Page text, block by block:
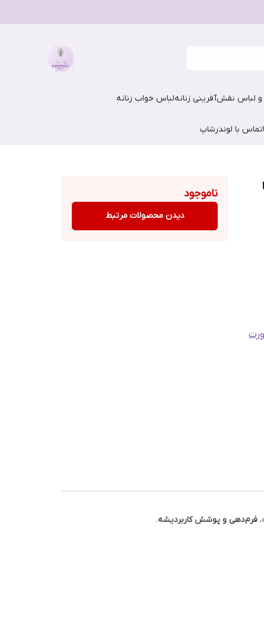
لباس نقش‌آفرینی زنانهلباس خواب زنانه
تماس با لوندرشاپ
ناموجود
دیدن محصولات مرتبط
فرم‌دهی و پوشش کاربردیشه.